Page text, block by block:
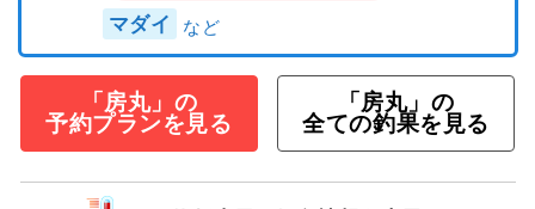
マダイ
「房丸」の
予約プランを見る
「房丸」の
全ての釣果を見る